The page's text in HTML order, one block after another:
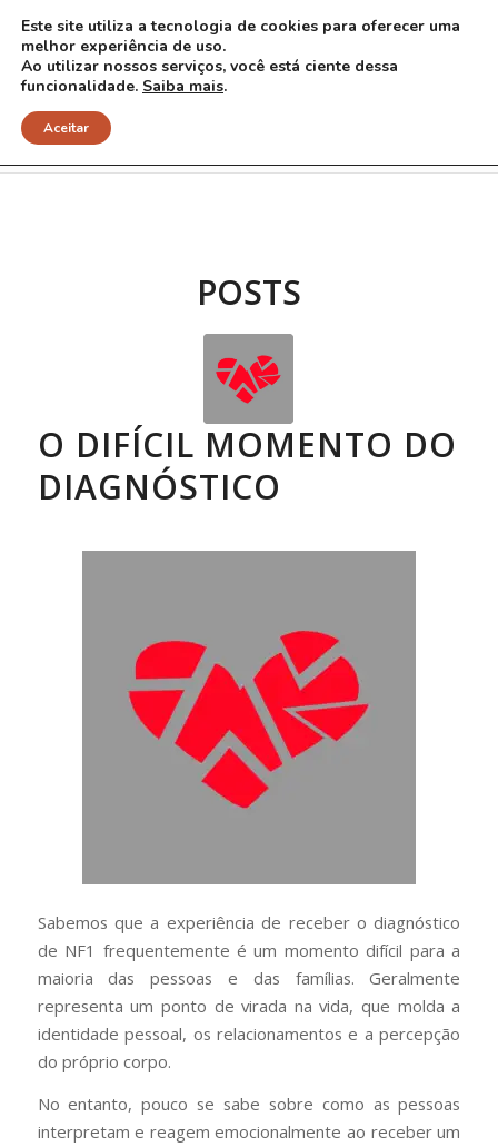
Arquivo para Tag: apoio
POSTS
O DIFÍCIL MOMENTO DO
DIAGNÓSTICO
Sabemos que a experiência de receber o diagnóstico
de NF1 frequentemente é um momento difícil para a
maioria das pessoas e das famílias. Geralmente
representa um ponto de virada na vida, que molda a
identidade pessoal, os relacionamentos e a percepção
do próprio corpo.
No entanto, pouco se sabe sobre como as pessoas
interpretam e reagem emocionalmente ao receber um
Este site utiliza a tecnologia de cookies para oferecer uma
melhor experiência de uso.
Ao utilizar nossos serviços, você está ciente dessa
funcionalidade. Saiba mais.
Aceitar